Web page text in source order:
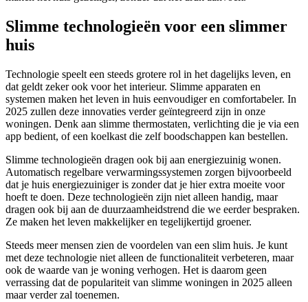
Slimme technologieën voor een slimmer
huis
Technologie speelt een steeds grotere rol in het dagelijks leven, en
dat geldt zeker ook voor het interieur. Slimme apparaten en
systemen maken het leven in huis eenvoudiger en comfortabeler. In
2025 zullen deze innovaties verder geïntegreerd zijn in onze
woningen. Denk aan slimme thermostaten, verlichting die je via een
app bedient, of een koelkast die zelf boodschappen kan bestellen.
Slimme technologieën dragen ook bij aan energiezuinig wonen.
Automatisch regelbare verwarmingssystemen zorgen bijvoorbeeld
dat je huis energiezuiniger is zonder dat je hier extra moeite voor
hoeft te doen. Deze technologieën zijn niet alleen handig, maar
dragen ook bij aan de duurzaamheidstrend die we eerder bespraken.
Ze maken het leven makkelijker en tegelijkertijd groener.
Steeds meer mensen zien de voordelen van een slim huis. Je kunt
met deze technologie niet alleen de functionaliteit verbeteren, maar
ook de waarde van je woning verhogen. Het is daarom geen
verrassing dat de populariteit van slimme woningen in 2025 alleen
maar verder zal toenemen.